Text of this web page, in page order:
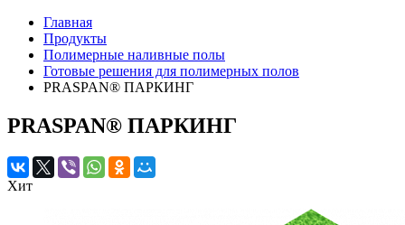
Главная
Продукты
Полимерные наливные полы
Готовые решения для полимерных полов
PRASPAN® ПАРКИНГ
PRASPAN® ПАРКИНГ
Хит